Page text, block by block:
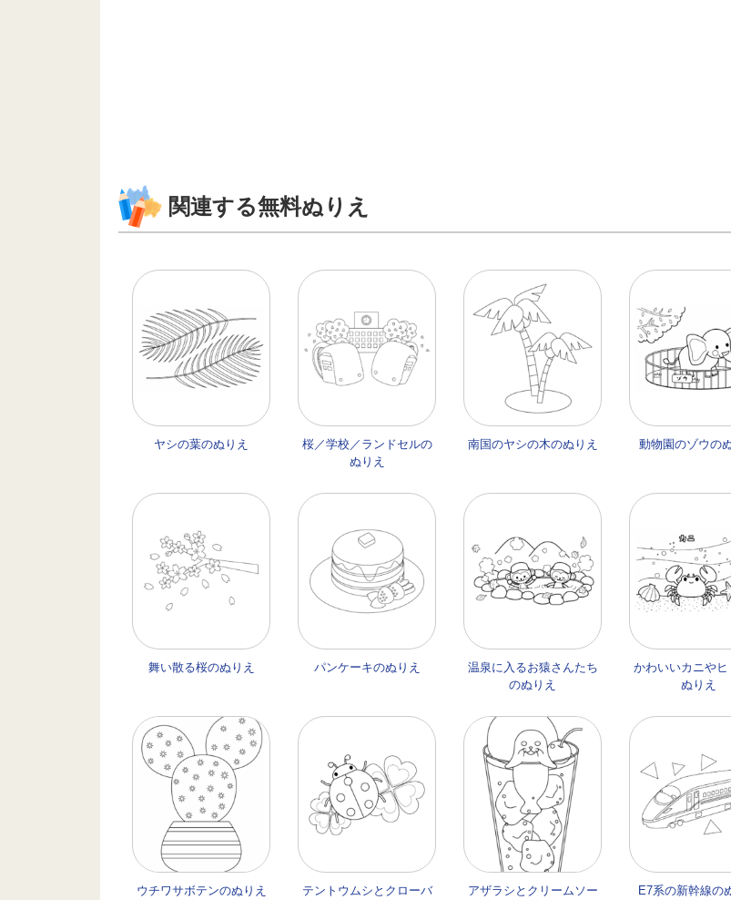
関連する無料ぬりえ
ヤシの葉のぬりえ
桜／学校／ランドセルの
ぬりえ
南国のヤシの木のぬりえ 動物園のゾウの
舞い散る桜のぬりえ パンケーキのぬりえ
温泉に入るお猿さんたち
のぬりえ
かわいいカニやヒ
ぬりえ
ウチワサボテンのぬりえ
テントウムシとクローバ
アザラシとクリームソー
E7系の新幹線の